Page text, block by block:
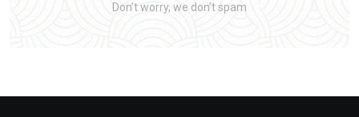
Don’t worry, we don’t spam